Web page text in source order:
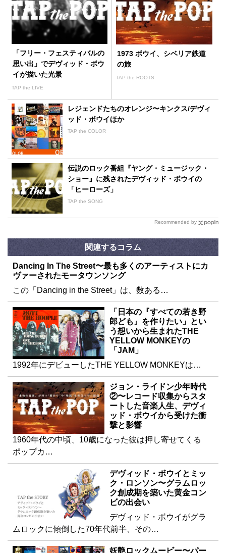
「フリー・フェスティバルの
思い出」でデヴィッド・ボウ
イが描いた光景
TAP the LIVE
1973 ボウイ、シベリア鉄道
の旅
TAP the ROOTS
レジェンドたちのオレンジ〜キンクス/デヴィ
ッド・ボウイほか
TAP the COLOR
伝説のロック番組『ヤング・ミュージック・
ショー』に残されたデヴィッド・ボウイの
「ヒーローズ」
TAP the SONG
Recommended by
関連するコラム
Dancing In The Street〜最も多くのアーティストにカ
ヴァーされたモータウンソング
この「Dancing in the Street」は、数ある…
「日本の『すべての若き野
郎ども』を作りたい」とい
う想いから生まれたTHE
YELLOW MONKEYの
「JAM」
1992年にデビューしたTHE YELLOW MONKEYは…
ジョン・ライドン少年時代
②〜レコード収集からスタ
ートした音楽人生、デヴィ
ッド・ボウイから受けた衝
撃と影響
1960年代の中頃、10歳になった彼は押し寄せてくる
ポップカ…
デヴィッド・ボウイとミッ
ク・ロンソン〜グラムロッ
ク創成期を築いた黄金コン
ビの出会い
デヴィッド・ボウイがグラ
ムロックに傾倒した70年代前半、その…
妖艶ロックムービー〜パー